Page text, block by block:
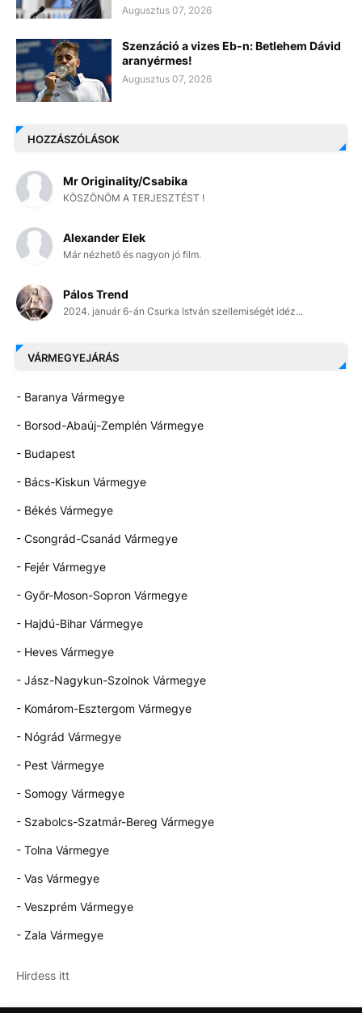
Augusztus 07, 2026
Szenzáció a vizes Eb-n: Betlehem Dávid
aranyérmes!
Augusztus 07, 2026
HOZZÁSZÓLÁSOK
Mr Originality/Csabika
KÖSZÖNÖM A TERJESZTÉST !
Alexander Elek
Már nézhető és nagyon jó film.
Pálos Trend
2024. január 6-án Csurka István szellemiségét idéz...
VÁRMEGYEJÁRÁS
- Baranya Vármegye
- Borsod-Abaúj-Zemplén Vármegye
- Budapest
- Bács-Kiskun Vármegye
- Békés Vármegye
- Csongrád-Csanád Vármegye
- Fejér Vármegye
- Győr-Moson-Sopron Vármegye
- Hajdú-Bihar Vármegye
- Heves Vármegye
- Jász-Nagykun-Szolnok Vármegye
- Komárom-Esztergom Vármegye
- Nógrád Vármegye
- Pest Vármegye
- Somogy Vármegye
- Szabolcs-Szatmár-Bereg Vármegye
- Tolna Vármegye
- Vas Vármegye
- Veszprém Vármegye
- Zala Vármegye
Hirdess itt